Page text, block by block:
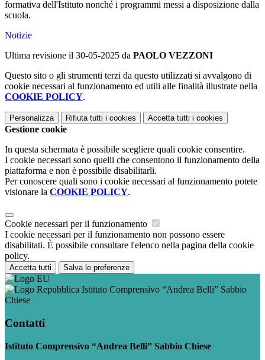
formativa dell'Istituto nonché i programmi messi a disposizione dalla
scuola.
Notizie
Ultima revisione il 30-05-2025 da PAOLO VEZZONI
Questo sito o gli strumenti terzi da questo utilizzati si avvalgono di
cookie necessari al funzionamento ed utili alle finalità illustrate nella
COOKIE POLICY.
Personalizza Rifiuta tutti i cookies Accetta tutti i cookies
Gestione cookie
In questa schermata è possibile scegliere quali cookie consentire.
I cookie necessari sono quelli che consentono il funzionamento della
piattaforma e non è possibile disabilitarli.
Per conoscere quali sono i cookie necessari al funzionamento potete
visionare la COOKIE POLICY.
Cookie necessari per il funzionamento
I cookie necessari per il funzionamento non possono essere
disabilitati. È possibile consultare l'elenco nella pagina della cookie
policy.
Accetta tutti Salva le preferenze
Istituto Comprensivo “Andrea Belli” Sabbio
Chiese
Contatti
Istituto Comprensivo “Andrea Belli” Sabbio Chiese